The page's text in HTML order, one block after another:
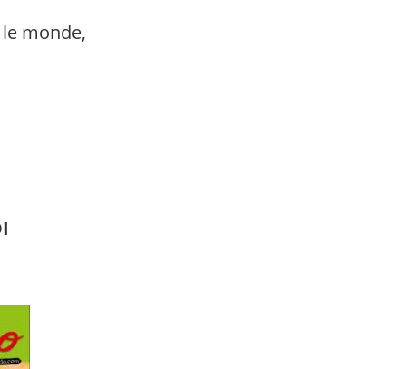
monde,